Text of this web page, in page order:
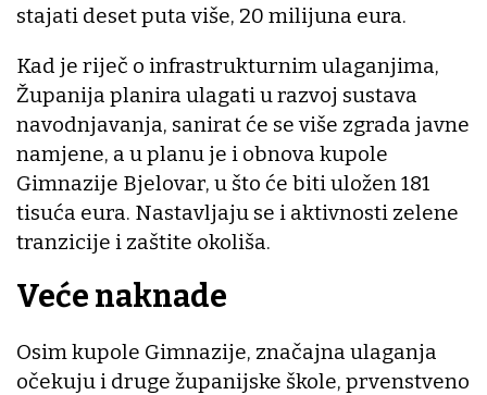
stajati deset puta više, 20 milijuna eura.
Kad je riječ o infrastrukturnim ulaganjima,
Županija planira ulagati u razvoj sustava
navodnjavanja, sanirat će se više zgrada javne
namjene, a u planu je i obnova kupole
Gimnazije Bjelovar, u što će biti uložen 181
tisuća eura. Nastavljaju se i aktivnosti zelene
tranzicije i zaštite okoliša.
Veće naknade
Osim kupole Gimnazije, značajna ulaganja
očekuju i druge županijske škole, prvenstveno